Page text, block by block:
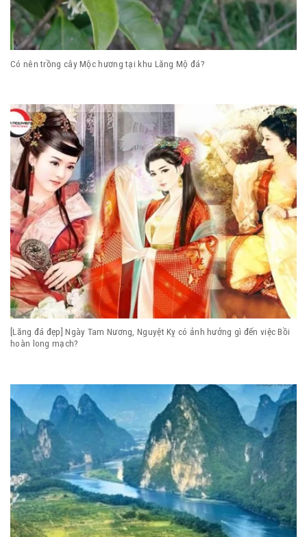
Có nên trồng cây Mộc hương tại khu Lăng Mộ đá?
[Lăng đá đẹp] Ngày Tam Nương, Nguyệt Kỵ có ảnh hưởng gì đến việc Bồi
hoàn long mạch?